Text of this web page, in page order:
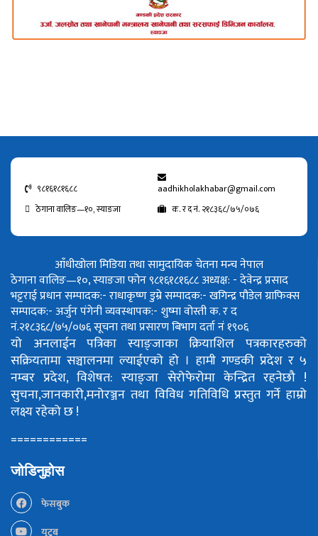
९८१६१८१६८८
aadhikholakhabar@gmail.com
ठेगाना वालिङ—१०, स्याङजा
क. र द नं. २१८३६८/७५/०७६
आँधीखोला मिडिया तथा सामुदायिक चेतना मन्च नेपाल
ठेगाना वालिङ—१०, स्याङजा फोन ९८१६१८१६८८अध्यक्ष: - देवेन्द्र प्रसाद
भट्टराईप्रधान सम्पादक:- राधाकृष्ण डुम्रेसम्पादक:- खगिन्द्र पौडेलग्राफिक्स
सम्पादक:- अर्जुन पंगेनीव्यवस्थापक:- शुष्मा वोस्तीक. र द
नं.२१८३६८/७५/०७६सूचना तथा प्रसारण बिभाग दर्ता नं १९०६
यो अनलाईन पत्रिका स्याङ्जाका क्रियाशिल पत्रकारहरुको
सक्रियतामा सञ्चालनमा ल्याईएको हो । हामी गण्डकी प्रदेश र ५
नम्बर प्रदेश, विशेषत: स्याङ्जा सेरोफेरोमा केन्द्रित रहनेछौ !
सुचना,जानकारी,मनोरञ्जन तथा विविध गतिविधि प्रस्तुत गर्ने हाम्रो
लक्ष्य रहेको छ !
============
जोडिनुहोस
फेसबुक
युटूब